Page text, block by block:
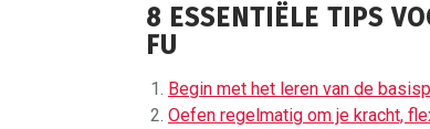
8 ESSENTIËLE TIPS
FU
Begin met het leren van de
Oefen regelmatig om je kracht,